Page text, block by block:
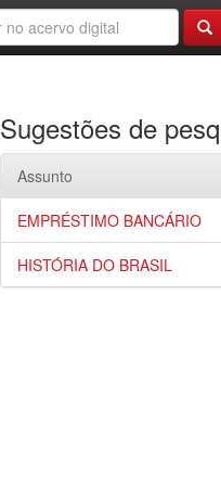
Sugestões de
Assunto
EMPRÉSTIMO BANCÁRIO
HISTÓRIA DO BRASIL